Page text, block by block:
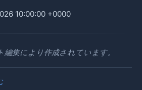
10:00:00 +0000
集により作成されています。